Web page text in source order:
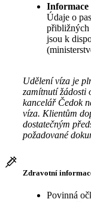
Informace
Údaje o
přibližných
jsou k
Udělení víza je
zamítnutí žádosti
kancelář Čedok
víza. Klientům
dostatečným
požadované
Zdravotní
Povinná